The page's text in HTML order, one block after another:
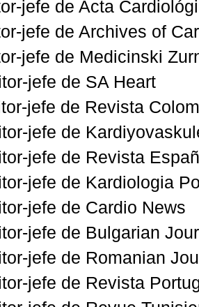
jefe de Acta
jefe de Archives of
jefe de Medicinski
jefe de SA Heart
jefe de Revista
jefe de
jefe de Revista
jefe de Kardiologia
jefe de Cardio News
jefe de Bulgarian
jefe de Romanian
jefe de Revista